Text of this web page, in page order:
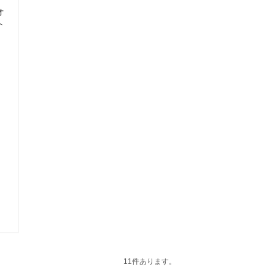
11件あります。